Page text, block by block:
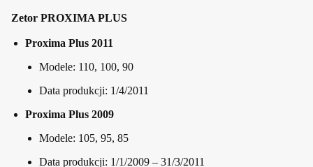
Zetor PROXIMA PLUS
Proxima Plus 2011
Modele: 110, 100, 90
Data produkcji: 1/4/2011
Proxima Plus 2009
Modele: 105, 95, 85
Data produkcji: 1/1/2009 – 31/3/2011